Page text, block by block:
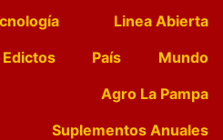
Linea Abierta
Edictos País
Mundo
Agro La Pampa
Suplementos Anuales